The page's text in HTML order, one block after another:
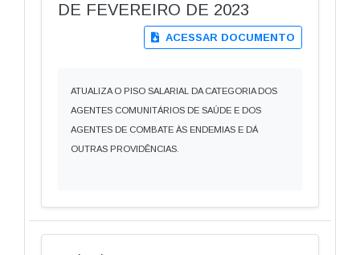
DE FEVEREIRO DE 2023
ACESSAR DOCUMENTO
ATUALIZA O PISO SALARIAL DA CATEGORIA DOS
AGENTES COMUNITÁRIOS DE SAÚDE E DOS
AGENTES DE COMBATE ÀS ENDEMIAS E DÁ
OUTRAS PROVIDÊNCIAS.